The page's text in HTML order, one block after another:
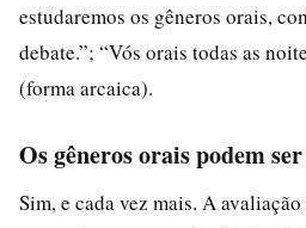
estudaremos os gêneros orais,
debate.”; “Vós orais todas as
(forma arcaica).
Os gêneros orais podem
Sim, e cada vez mais. A